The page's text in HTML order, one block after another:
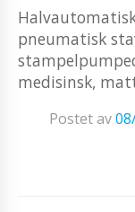
pneumatisk
medisinsk,
Postet av